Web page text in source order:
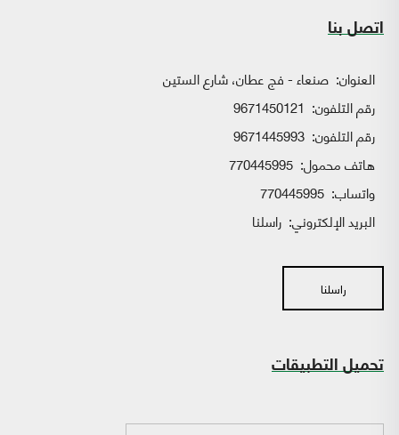
اتصل بنا
العنوان: صنعاء - فج عطان، شارع الستين
رقم التلفون: 9671450121
رقم التلفون: 9671445993
هاتف محمول: 770445995
واتساب:
البريد الإلكتروني: راسلنا
راسلنا
تحميل التطبيقات